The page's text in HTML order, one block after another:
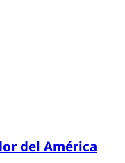
del América